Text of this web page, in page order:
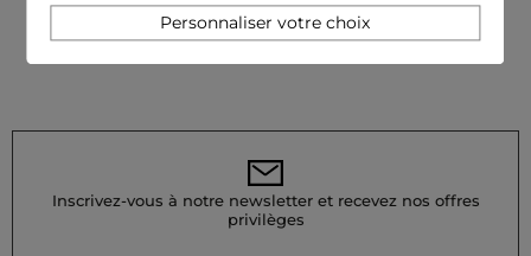
Inscrivez-vous à notre newsletter et recevez nos offres
privilèges
Personnaliser votre choix